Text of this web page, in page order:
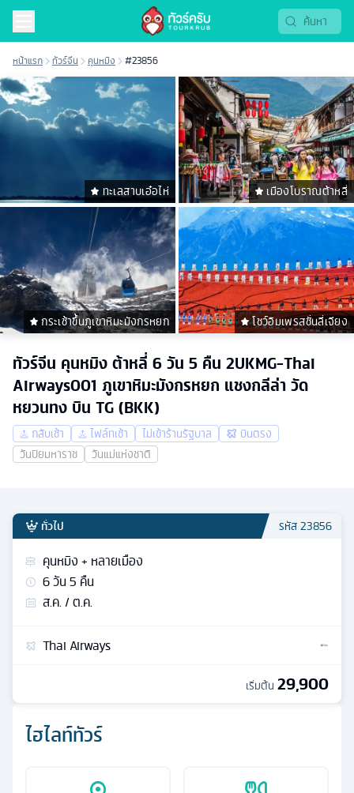
หน้าแรก ทัวร์จีน คุนหมิง #23856
ทะเลสาบเอ๋อไห่ เมืองโบราณต้าหลี่
กระเช้าขึ้นภูเขาหิมะมังกรหยก โชว์อิมเพรสชั่นลี่เจียง
ทัวร์จีน คุนหมิง ต้าหลี่ 6 วัน 5 คืน 2UKMG-Thai
Airways001 ภูเขาหิมะมังกรหยก แชงกลีล่า วัด
หยวนทง บิน TG (BKK)
กลับเช้า ไฟล์ทเช้า ไม่เข้าร้านรัฐบาล
บินตรง
วันปิยมหาราช
วันแม่แห่งชาติ
ไฮไลท์ทัวร์
ทั่วไป รหัส23856
คุนหมิง + หลายเมือง
6วัน5 คืน
ส.ค. / ต.ค.
Thai Airways
เริ่มต้น 29,900